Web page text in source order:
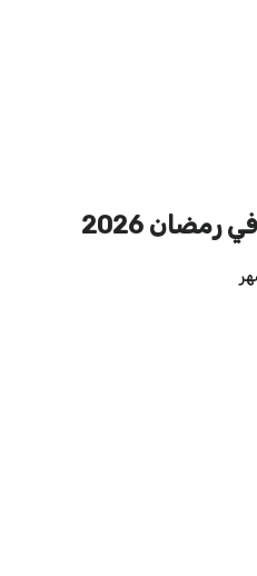
دوام شركات التأمين في رمضان 2026